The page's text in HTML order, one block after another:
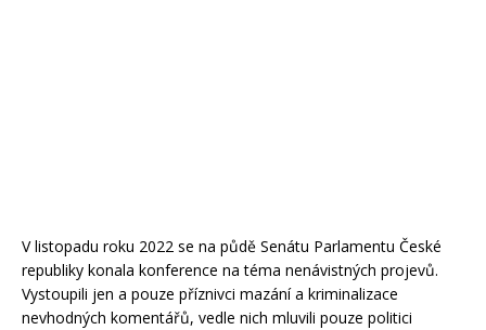
V listopadu roku 2022 se na půdě Senátu Parlamentu České
republiky konala konference na téma nenávistných projevů.
Vystoupili jen a pouze příznivci mazání a kriminalizace
nevhodných komentářů, vedle nich mluvili pouze politici